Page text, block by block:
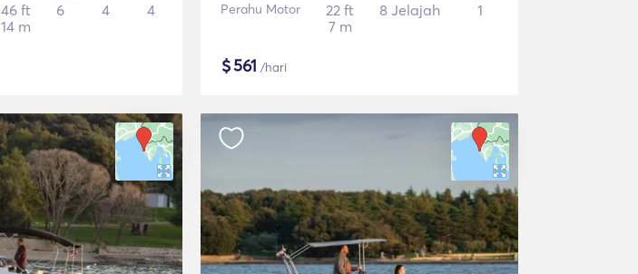
46 ft
14 m
6 4 4 Perahu Motor
22 ft
7 m
8 Jelajah 1
$561 /hari